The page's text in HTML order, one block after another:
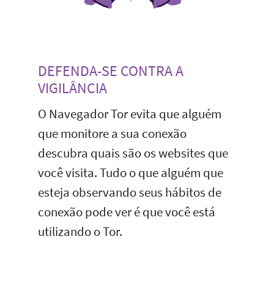
DEFENDA-SE CONTRA A
VIGILÂNCIA
O Navegador Tor evita que alguém
que monitore a sua conexão
descubra quais são os websites que
você visita. Tudo o que alguém que
esteja observando seus hábitos de
conexão pode ver é que você está
utilizando o Tor.